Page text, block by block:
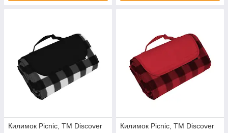
Килимок Picnic, TM Discover
Килимок Picnic, TM Discover